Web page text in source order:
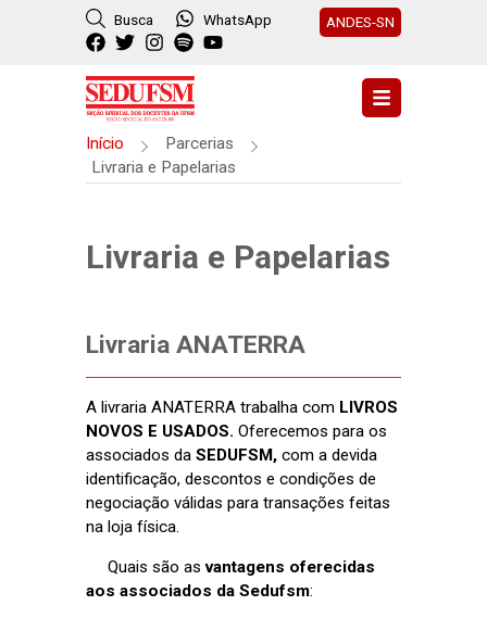
Busca WhatsApp ANDES-SN
Início
Parcerias
Livraria e Papelarias
Livraria e Papelarias
Livraria ANATERRA
A livraria ANATERRA trabalha com LIVROS
NOVOS E USADOS. Oferecemos para os
associados da SEDUFSM, com a devida
identificação, descontos e condições de
negociação válidas para transações feitas
na loja física.
Quais são asvantagens oferecidas
aos associados da Sedufsm: